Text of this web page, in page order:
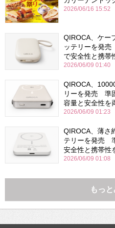
2026/06/16 15:52
QIROCA、ケー
ッテリーを発
で安全性と携帯
2026/06/09 01:40
QIROCA、
リーを発売 準
容量と安全性を
2026/06/09 01:23
QIROCA、薄さ
テリーを発売
安全性と携帯性
2026/06/09 01:08
もっ